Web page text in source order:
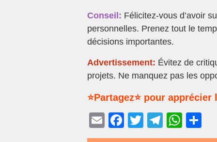
Conseil: Félicitez-vous d’avoir
personnelles. Prenez tout le
décisions importantes.
Advertissement: Évitez de
projets. Ne manquez pas les
⭐Partagez⭐ pour
E
m
F
a
T
wi
T
el
W
h
ar